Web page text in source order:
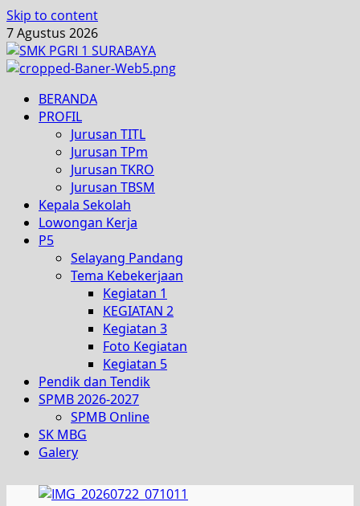
Skip to content
7 Agustus 2026
BERANDA
PROFIL
Jurusan TITL
Jurusan TPm
Jurusan TKRO
Jurusan TBSM
Kepala Sekolah
Lowongan Kerja
P5
Selayang Pandang
Tema Kebekerjaan
Kegiatan 1
KEGIATAN 2
Kegiatan 3
Foto Kegiatan
Kegiatan 5
Pendik dan Tendik
SPMB 2026-2027
SPMB Online
SK MBG
Galery